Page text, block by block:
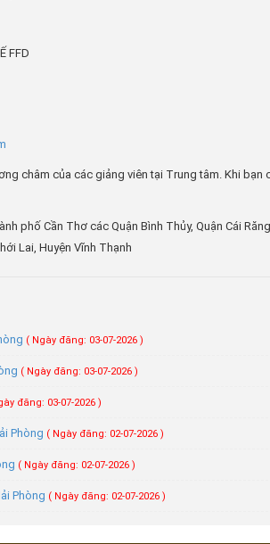
FFD
châm của các giảng viên tại Trung tâm. Khi bạn
phố Cần Thơ các Quận Bình Thủy, Quận Cái
Lai, Huyện Vĩnh Thạnh
( Ngày đăng: 03-07-2026 )
( Ngày đăng: 03-07-2026 )
đăng: 03-07-2026 )
Phòng ( Ngày đăng: 02-07-2026 )
( Ngày đăng: 02-07-2026 )
Phòng ( Ngày đăng: 02-07-2026 )